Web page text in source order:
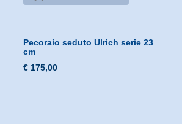
Pecoraio seduto Ulrich serie 23
cm
€ 175,00